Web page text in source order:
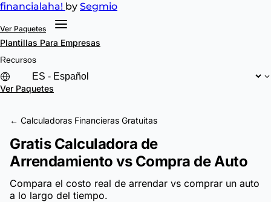
financialaha! by Segmio
Ver Paquetes
Plantillas Para Empresas
Recursos
Ver Paquetes
← Calculadoras Financieras Gratuitas
Gratis Calculadora de
Arrendamiento vs Compra de Auto
Compara el costo real de arrendar vs comprar un auto
a lo largo del tiempo.